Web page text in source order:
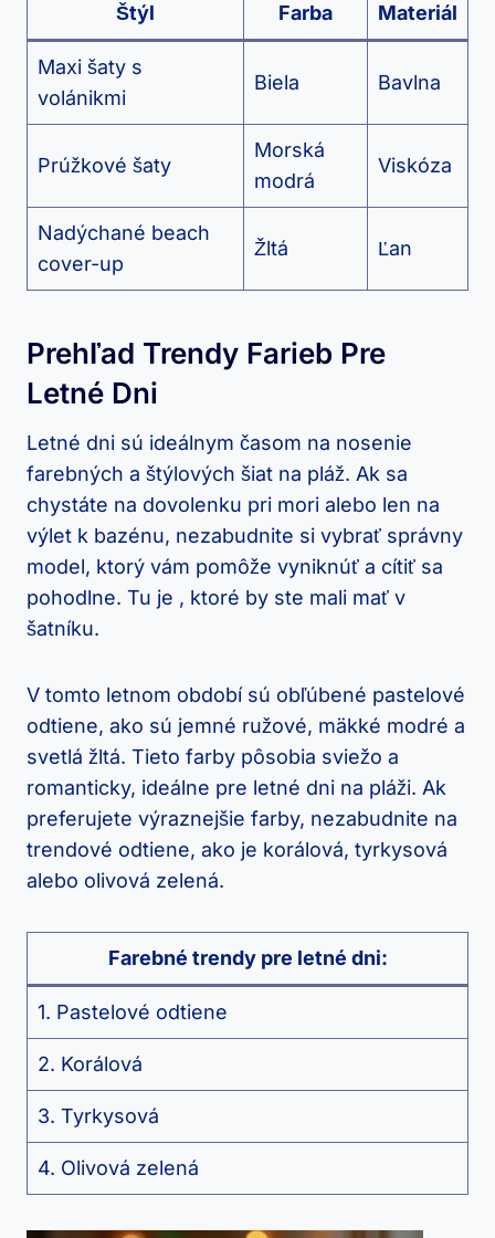
Štýl Farba Materiál
Maxi šaty s
volánikmi
Biela Bavlna
Prúžkové šaty
Morská
modrá
Viskóza
Nadýchané beach
cover-up
Žltá Ľan
Prehľad Trendy Farieb Pre
Letné Dni
Letné dni sú ideálnym časom na nosenie
farebných a štýlových šiat na pláž. Ak sa
chystáte na dovolenku pri mori alebo len na
výlet k bazénu, nezabudnite si vybrať správny
model, ktorý vám pomôže vyniknúť a cítiť sa
pohodlne. Tu je , ktoré by ste mali mať v
šatníku.
V tomto letnom období sú obľúbené pastelové
odtiene, ako sú jemné ružové, mäkké modré a
svetlá žltá. Tieto farby pôsobia sviežo a
romanticky, ideálne pre letné dni na pláži. Ak
preferujete výraznejšie farby, nezabudnite na
trendové odtiene, ako je korálová, tyrkysová
alebo olivová zelená.
Farebné trendy pre letné dni:
1. Pastelové odtiene
2. Korálová
3. Tyrkysová
4. Olivová zelená